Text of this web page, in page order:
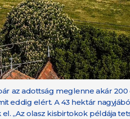
az adottság meglenne akár
eddig elért. A 43 hektár
„Az olasz kisbirtokok példája